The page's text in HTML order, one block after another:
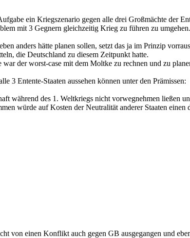
ein Kriegszenario gegen alle drei Großmächte der
mit 3 Gegnern gleichzeitig Krieg zu führen zu umgehen.
anders hätte planen sollen, setzt das ja im Prinzip
die Deutschland zu diesem Zeitpunkt hatte.
der worst-case mit dem Moltke zu rechnen und zu
3 Entente-Staaten aussehen können unter den Prämissen:
während des 1. Weltkriegs nicht vorwegnehmen ließen
würde auf Kosten der Neutralität anderer Staaten
von einen Konflikt auch gegen GB ausgegangen und